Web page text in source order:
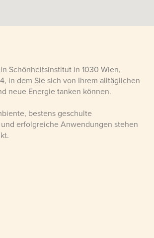
Schönheitsinstitut in 1030 Wien,
in dem Sie sich von Ihrem alltäglichen
neue Energie tanken können.
bestens geschulte
erfolgreiche Anwendungen stehen